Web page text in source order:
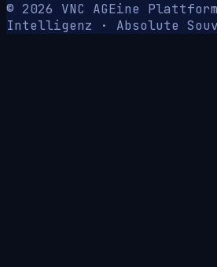
© 2026 VNC AGEine
Intelligenz · Absolute